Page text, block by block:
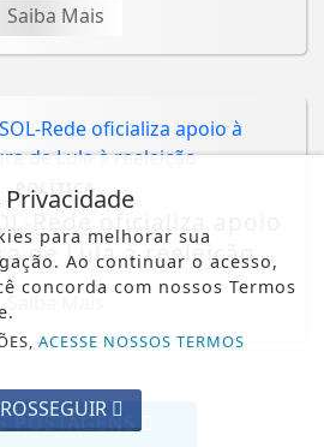
Saiba Mais
POLÍTICA
Rede oficializa apoio
de Lula à reeleição
POSTAGENS
para melhorar sua
Ao continuar o acesso,
concorda com nossos Termos
ACESSE NOSSOS TERMOS